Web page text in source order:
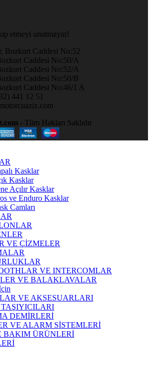
etmeyi unutmayın!
Bozkurt Caddesi No:52
Caddesi No:50/A
Caddesi No:52/A
Caddesi No:50/B
Caddesi No:46/1 A
441 12 51
- Tüm Hakları Saklıdır
Kasklar
Kasklar
Açılır Kasklar
ve Enduro Kasklar
Camları
VE ÇİZMELER
VE INTERCOMLAR
VE BALAKLAVALAR
VE AKSESUARLARI
DEMİRLERİ
VE ALARM SİSTEMLERİ
BAKIM ÜRÜNLERİ